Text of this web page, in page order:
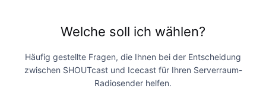
Welche soll ich wählen?
Häufig gestellte Fragen, die Ihnen bei der Entscheidung
zwischen SHOUTcast und Icecast für Ihren Serverraum-
Radiosender helfen.